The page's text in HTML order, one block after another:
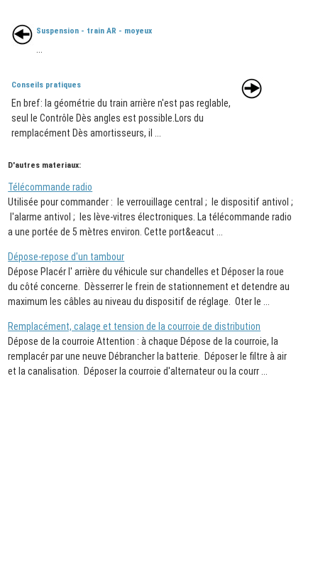
Suspension - train AR - moyeux
...
Conseils pratiques
En bref: la géométrie du train arrière n'est pas reglable,
seul le Contrôle Dès angles est possible.Lors du
remplacément Dès amortisseurs, il ...
D'autres materiaux:
Télécommande radio
Utilisée pour commander : le verrouillage central ; le dispositif antivol ;
l'alarme antivol ; les lève-vitres électroniques. La télécommande radio
a une portée de 5 mètres environ. Cette port&eacut ...
Dépose-repose d'un tambour
Dépose Placér l' arrière du véhicule sur chandelles et Déposer la roue
du côté concerne. Dèsserrer le frein de stationnement et detendre au
maximum les câbles au niveau du dispositif de réglage. Oter le ...
Remplacément, calage et tension de la courroie de distribution
Dépose de la courroie Attention : à chaque Dépose de la courroie, la
remplacér par une neuve Débrancher la batterie. Déposer le filtre à air
et la canalisation. Déposer la courroie d'alternateur ou la courr ...